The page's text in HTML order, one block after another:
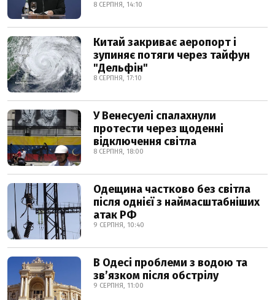
8 СЕРПНЯ, 14:10
Китай закриває аеропорт і
зупиняє потяги через тайфун
"Дельфін"
8 СЕРПНЯ, 17:10
У Венесуелі спалахнули
протести через щоденні
відключення світла
8 СЕРПНЯ, 18:00
Одещина частково без світла
після однієї з наймасштабніших
атак РФ
9 СЕРПНЯ, 10:40
В Одесі проблеми з водою та
звʼязком після обстрілу
9 СЕРПНЯ, 11:00